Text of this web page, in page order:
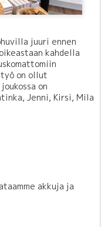
juuri ennen
kahdella
on ollut
on
Jenni, Kirsi, Mila
akkuja ja